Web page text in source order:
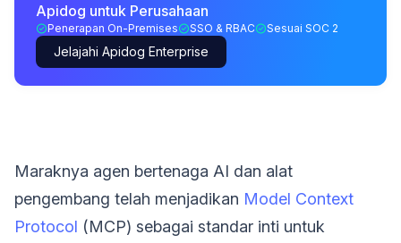
Apidog untuk Perusahaan
Penerapan On-Premises SSO & RBAC Sesuai SOC 2
Jelajahi Apidog Enterprise
Maraknya agen bertenaga AI dan alat
pengembang telah menjadikan Model Context
Protocol (MCP) sebagai standar inti untuk